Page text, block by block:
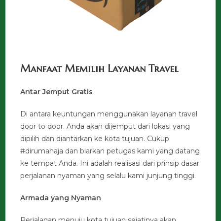
Manfaat Memilih Layanan Travel
Antar Jemput Gratis
Di antara keuntungan menggunakan layanan travel
door to door. Anda akan dijemput dari lokasi yang
dipilih dan diantarkan ke kota tujuan. Cukup
#dirumahaja dan biarkan petugas kami yang datang
ke tempat Anda. Ini adalah realisasi dari prinsip dasar
perjalanan nyaman yang selalu kami junjung tinggi.
Armada yang Nyaman